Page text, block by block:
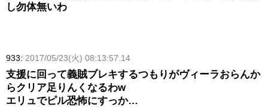
し勿体無いわ
933: 2017/05/23(火) 08:13:57.14
支援に回って義賊ブレキするつもりがヴィーラおらんか
らクリア足りんくなるわw
エリュでピル恐怖にすっか…